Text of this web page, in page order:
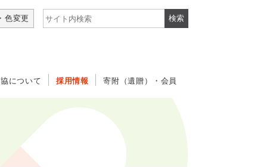
色変更 サイト内検索
について 採用情報 寄附（遺贈）・会員